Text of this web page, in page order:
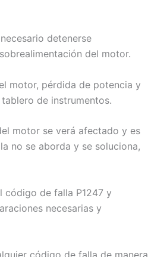
detenerse
del motor.
motor, pérdida de potencia y
de instrumentos.
motor se verá afectado y es
no se aborda y se soluciona,
código de falla P1247 y
necesarias y
código de falla de manera